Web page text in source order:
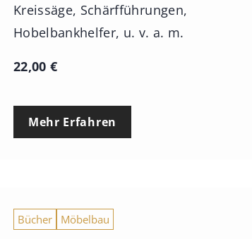
€
Kreissäge, Schärfführungen,
Hobelbankhelfer, u. v. a. m.
22,00 €
Mehr Erfahren
Bücher Möbelbau